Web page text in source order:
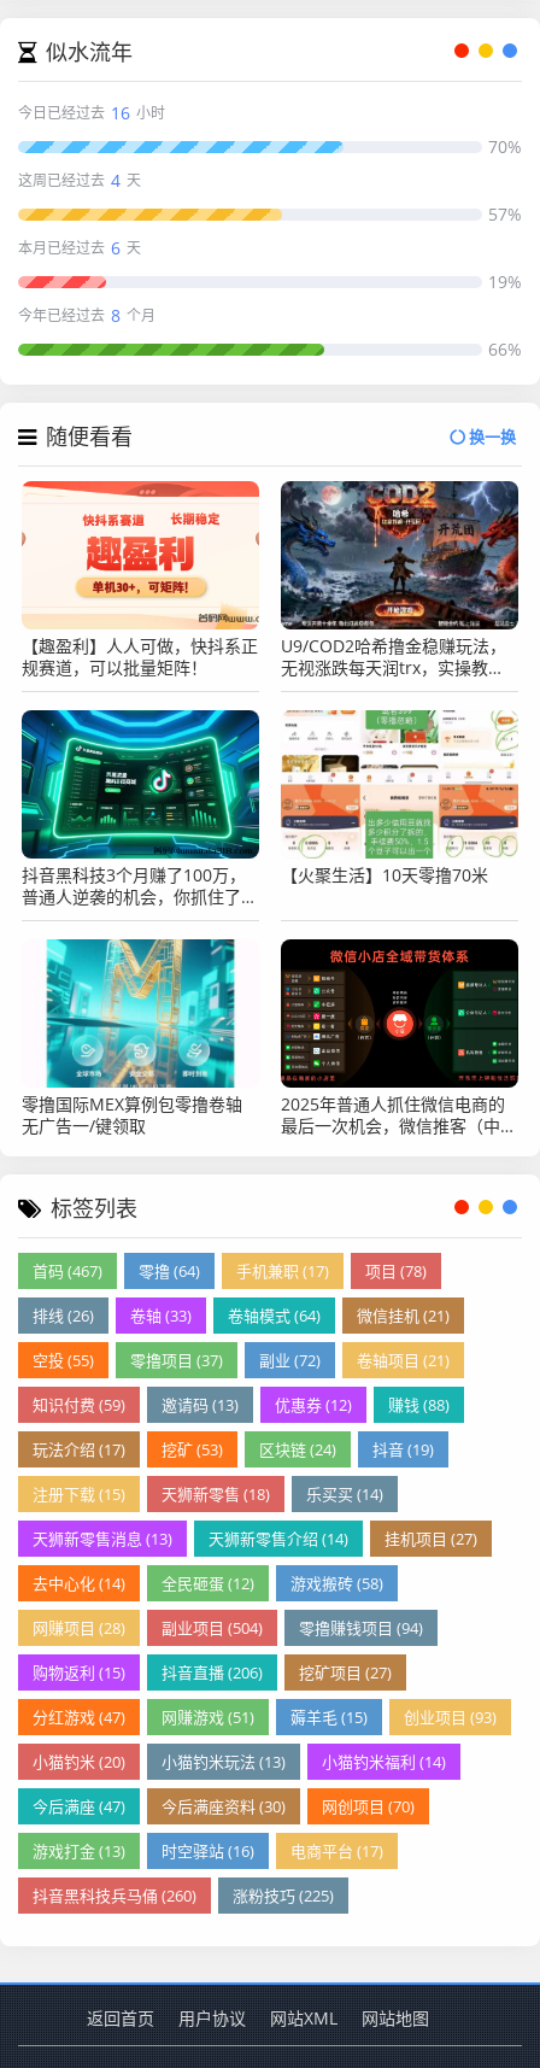
似水流年
今日已经过去 16 小时
70%
这周已经过去 4 天
57%
本月已经过去 6 天
19%
今年已经过去 8 个月
66%
随便看看 换一换
【趣盈利】人人可做，快抖系正
规赛道，可以批量矩阵！
U9/COD2哈希撸金稳赚玩法，
无视涨跌每天润trx，实操教
程！
抖音黑科技3个月赚了100万，
普通人逆袭的机会，你抓住了
吗？
【火聚生活】10天零撸70米
零撸国际MEX算例包零撸卷轴
无广告一/键领取
2025年普通人抓住微信电商的
最后一次机会，微信推客（中国
标签列表
首码 (467) 零撸 (64) 手机兼职 (17) 项目 (78)
排线 (26) 卷轴 (33) 卷轴模式 (64) 微信挂机 (21)
空投 (55) 零撸项目 (37) 副业 (72) 卷轴项目 (21)
知识付费 (59) 邀请码 (13) 优惠券 (12) 赚钱 (88)
玩法介绍 (17) 挖矿 (53) 区块链 (24) 抖音 (19)
注册下载 (15) 天狮新零售 (18) 乐买买 (14)
天狮新零售消息 (13) 天狮新零售介绍 (14) 挂机项目 (27)
去中心化 (14) 全民砸蛋 (12) 游戏搬砖 (58)
网赚项目 (28) 副业项目 (504) 零撸赚钱项目 (94)
购物返利 (15) 抖音直播 (206) 挖矿项目 (27)
分红游戏 (47) 网赚游戏 (51) 薅羊毛 (15) 创业项目 (93)
小猫钓米 (20) 小猫钓米玩法 (13) 小猫钓米福利 (14)
今后满座 (47) 今后满座资料 (30) 网创项目 (70)
游戏打金 (13) 时空驿站 (16) 电商平台 (17)
抖音黑科技兵马俑 (260) 涨粉技巧 (225)
返回首页 用户协议 网站XML 网站地图